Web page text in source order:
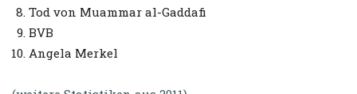
Tod von Muammar al-Gaddafi
BVB
Angela Merkel